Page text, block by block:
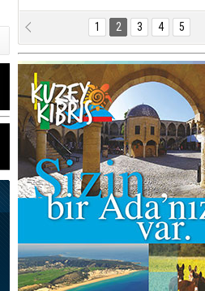
FIRSAT VE KORKU
Turgut ÇALICI
İki Lakırdı da benden!
Yrd. Doç. Ercan HOŞKARA
Yatırım Yapmazsan Var Olamazsın:
Hedefteki Kurum Kıb-Tek
Rana Sarro
Başıma gelen skandal olayı
Nezihi BEYAZ
Zoru Başardılar
1 2 3 4 5